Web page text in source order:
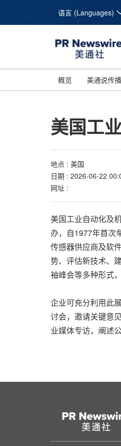
语言 (Languages)
概览 美通说传播
美国工
地点 : 美国
日期 : 2026-06-22
网址 :
美国工业自动化及
办，自1977年首次
传感器供应商及软
势、评估新技术、
袖峰会等多种形式
企业可充分利用此
讨会，邀请关键意
业媒体专访，阐述